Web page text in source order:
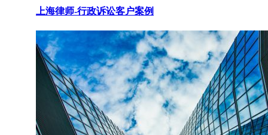
上海律师-行政诉讼客户案例